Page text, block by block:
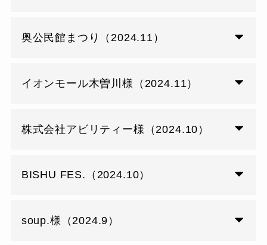
奥公民館まつり（2024.11）
イオンモール木曽川様（2024.11）
株式会社アビリティー様（2024.10）
BISHU FES.（2024.10）
soup.様（2024.9）